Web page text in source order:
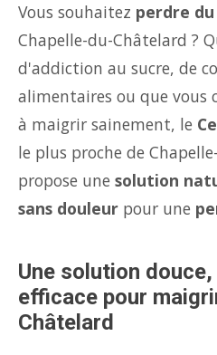
Vous souhaitez perdre
Chapelle-du-Châtelard ?
d'addiction au sucre, de
alimentaires ou que vous
à maigrir sainement, le
le plus proche de
propose une solution
sans douleur pour une
Une solution
efficace pour
Châtelard